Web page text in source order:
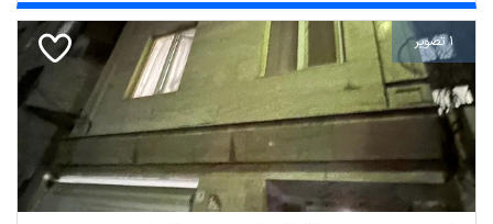
1 تصویر